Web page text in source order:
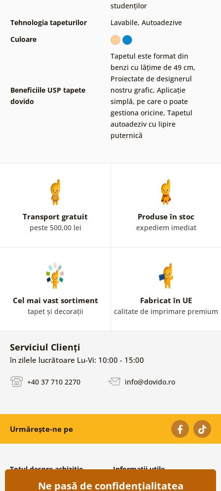
studenților
Tehnologia tapeturilor
Lavabile, Autoadezive
Culoare
Beneficiile USP tapete
dovido
Tapetul este format din
benzi cu lățime de 49 cm,
Proiectate de designerul
nostru grafic, Aplicație
simplă, pe care o poate
gestiona oricine, Tapetul
autoadeziv cu lipire
puternică
Transport gratuit
peste 500,00 lei
Produse în stoc
expediem imediat
Cel mai vast sortiment
tapet și decorații
Fabricat în UE
calitate de imprimare premium
Serviciul Clienți
în zilele lucrătoare Lu-Vi: 10:00 - 15:00
+40 37 710 2270 info@dovido.ro
Urmărește-ne pe
Totul despre achiziție
Condiții și termeni generali
Informații utile
Despre noi
Ne pasă de confidențialitatea